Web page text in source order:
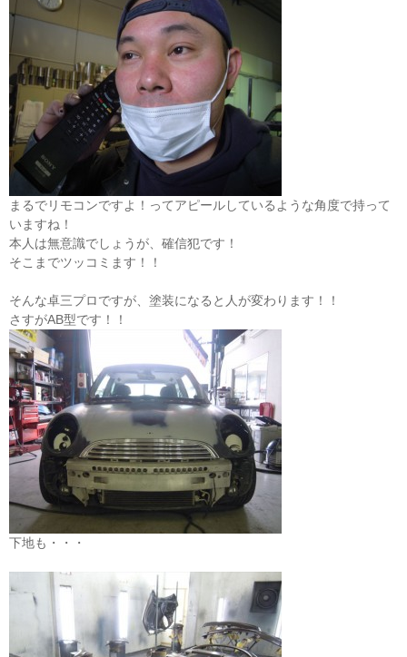
まるでリモコンですよ！ってアピールしているような角度で持って
いますね！
本人は無意識でしょうが、確信犯です！
そこまでツッコミます！！
そんな卓三プロですが、塗装になると人が変わります！！
さすがAB型です！！
下地も・・・